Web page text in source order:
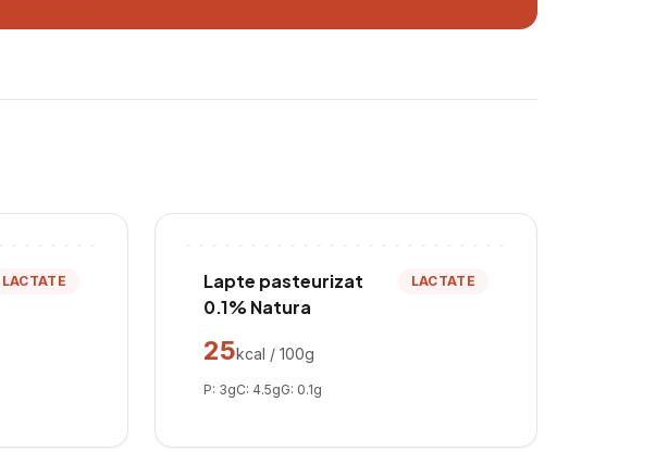
LACTATE
Lapte pasteurizat
0.1% Natura
LACTATE
25kcal / 100g
P: 3gC: 4.5gG: 0.1g